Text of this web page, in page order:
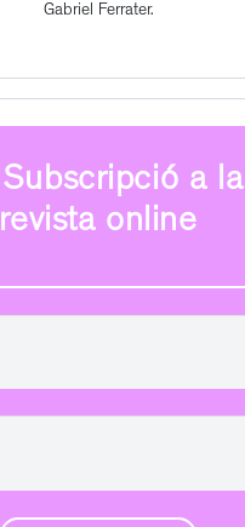
Gabriel Ferrater.
Subscripció a la
revista online